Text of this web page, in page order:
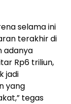
selama ini
terakhir di
adanya
Rp6 triliun,
jadi
yang
tegas